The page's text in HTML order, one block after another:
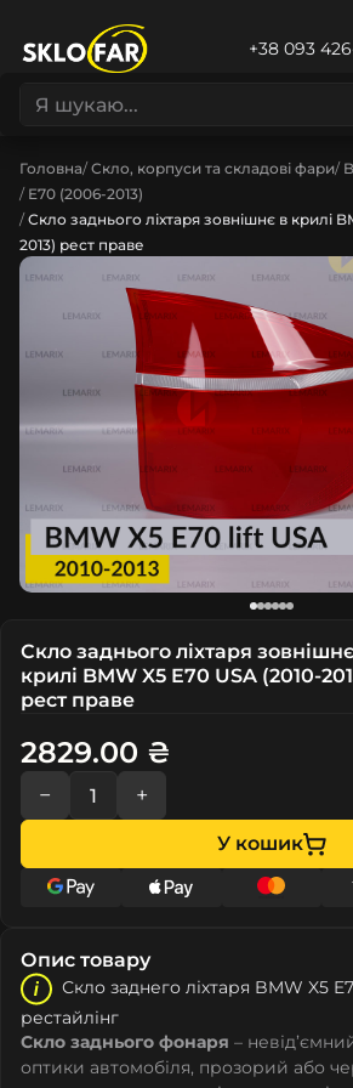
+38 093
Головна Скло, корпуси та складові фари
E70 (2006-2013)
Скло заднього ліхтаря зовнішнє в крилі
2013) рест праве
Скло заднього ліхтаря
крилі BMW X5 E70 USA (2010-
рест праве
2829.00 ₴
− +
У кошик
Опис товару
Скло заднего ліхтаря BMW X5
рестайлінг
Скло заднього фонаря –
оптики автомобіля, прозорий або